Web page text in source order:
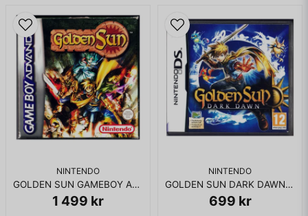
NINTENDO
GOLDEN SUN GAMEBOY ADVANCE
1 499 kr
NINTENDO
GOLDEN SUN DARK DAWN DS
699 kr